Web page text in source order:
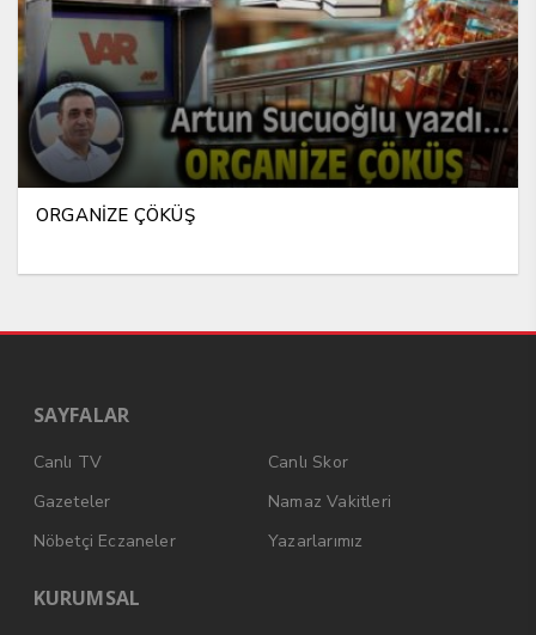
ORGANİZE ÇÖKÜŞ
SAYFALAR
Canlı TV
Canlı Skor
Gazeteler
Namaz Vakitleri
Nöbetçi Eczaneler
Yazarlarımız
KURUMSAL